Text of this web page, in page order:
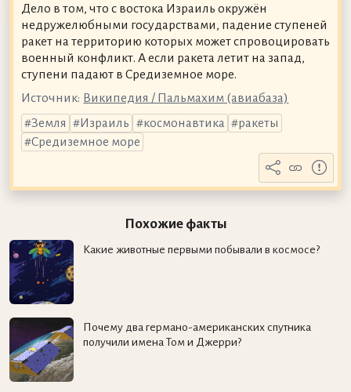
Дело в том, что с востока Израиль окружён
недружелюбными государствами, падение ступеней
ракет на территорию которых может спровоцировать
военный конфликт. А если ракета летит на запад,
ступени падают в Средиземное море.
Источник: Википедия / Пальмахим (авиабаза)
Земля
Израиль космонавтика
ракеты
Средиземное море
Похожие факты
Какие животные первыми побывали в космосе?
Почему два германо-американских спутника
получили имена Том и Джерри?